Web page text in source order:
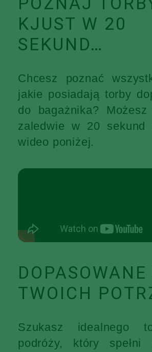
KJUST W 20
SEKUND…
Chcesz poznać
jakie posiadają torby
do bagażnika?
zaledwie w 20 sekund
wideo poniżej.
DOPASOWANE
TWOICH
Szukasz idealnego
podróży, który spełni